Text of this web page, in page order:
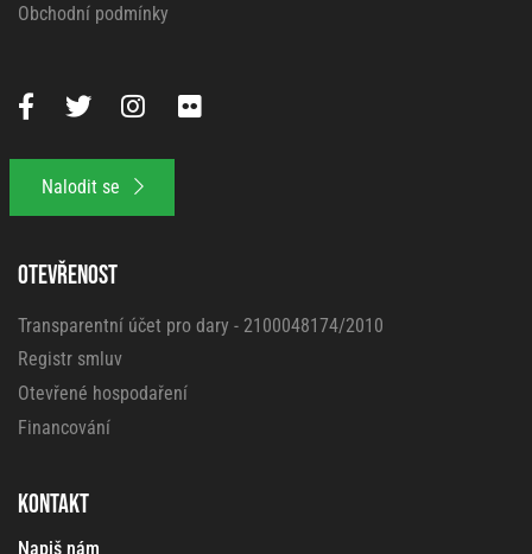
Obchodní podmínky
OTEVŘENOST
Transparentní účet pro dary - 2100048174/2010
Registr smluv
Otevřené hospodaření
Financování
KONTAKT
Napiš nám
Nalodit se